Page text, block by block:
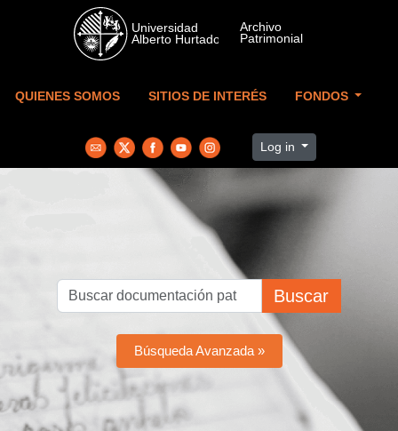
Skip to main content
QUIENES SOMOS SITIOS DE INTERÉS FONDOS
Log in
Buscar
Búsqueda Avanzada »